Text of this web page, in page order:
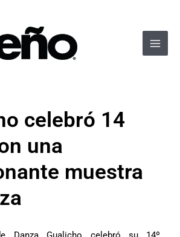
celebró 14
una
muestra